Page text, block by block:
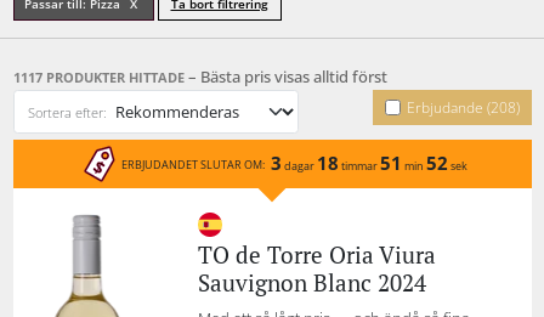
Passar till: Pizza Ta bort filtrering
1117 PRODUKTER HITTADE – Bästa pris visas alltid först
Erbjudande (208)
Sortera efter:
ERBJUDANDET SLUTAR OM: 3 dagar 18 timmar51 min 52 sek
TO de Torre Oria Viura
Sauvignon Blanc 2024